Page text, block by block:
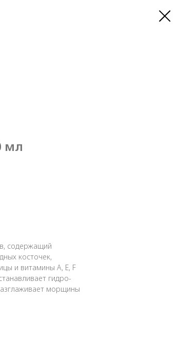
мл
содержащий
косточек,
и витамины А, Е, F
гидро-
морщины